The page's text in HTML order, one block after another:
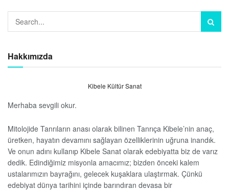
Hakkımızda
Kibele Kültür Sanat
Merhaba sevgili okur.
Mitolojide Tanrıların anası olarak bilinen Tanrıça Kibele’nin anaç,
üretken, hayatın devamını sağlayan özelliklerinin uğruna inandık.
Ve onun adını kullanıp Kibele Sanat olarak edebiyatta biz de varız
dedik. Edindiğimiz misyonla amacımız; bizden önceki kalem
ustalarımızın bayrağını, gelecek kuşaklara ulaştırmak. Çünkü
edebiyat dünya tarihini içinde barındıran devasa bir